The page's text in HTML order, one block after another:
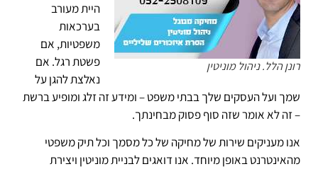
רונן הלל. ניהול מוניטין
היית מעורב
בערכאות
משפטיות, אם
פשטת רגל. אם
נאלצת להגן על
שמך ועל העסקים שלך בבתי משפט – ומידע זה זלג ומופיע ברשת
– זה לא אומר שזה סוף פסוק מבחינתך.
אנו מעניקים שירות של מחיקה של כל מסמך וכל תיק משפטי
מהאינטרנט באופן מיוחד. אנו דואגים לבניית מוניטין ויצירת